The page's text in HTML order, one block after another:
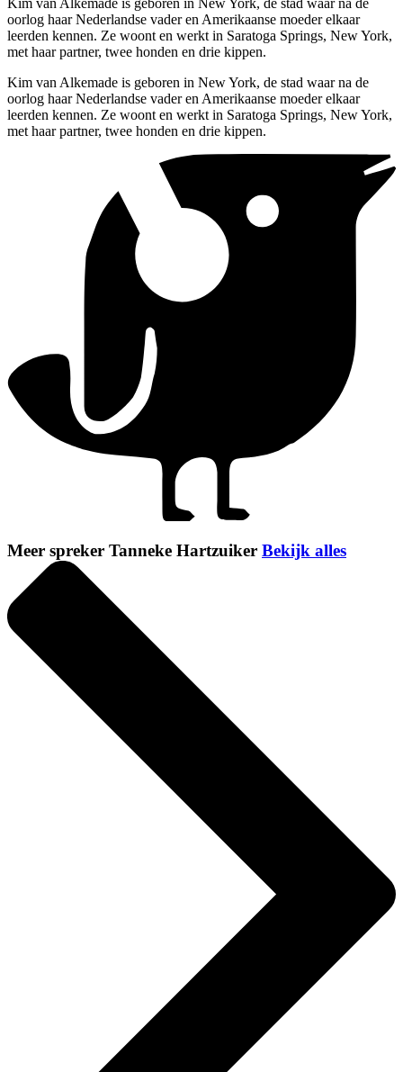
Kim van Alkemade is geboren in New York, de stad waar na de
oorlog haar Nederlandse vader en Amerikaanse moeder elkaar
leerden kennen. Ze woont en werkt in Saratoga Springs, New York,
met haar partner, twee honden en drie kippen.
Kim van Alkemade is geboren in New York, de stad waar na de
oorlog haar Nederlandse vader en Amerikaanse moeder elkaar
leerden kennen. Ze woont en werkt in Saratoga Springs, New York,
met haar partner, twee honden en drie kippen.
Meer spreker Tanneke Hartzuiker Bekijk alles